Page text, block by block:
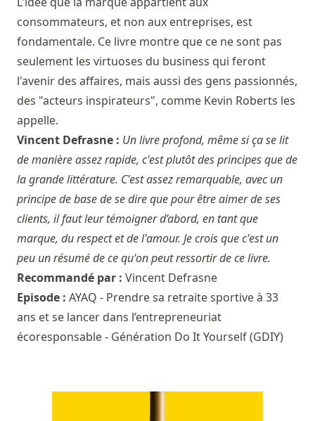
consommateurs, et non aux entreprises, est
fondamentale. Ce livre montre que ce ne sont pas
seulement les virtuoses du business qui feront
l'avenir des affaires, mais aussi des gens passionnés,
des "acteurs inspirateurs", comme Kevin Roberts les
appelle.
Vincent Defrasne : Un livre profond, même si ça se lit
de manière assez rapide, c'est plutôt des principes que de
la grande littérature. C'est assez remarquable, avec un
principe de base de se dire que pour être aimer de ses
clients, il faut leur témoigner d’abord, en tant que
marque, du respect et de l'amour. Je crois que c'est un
peu un résumé de ce qu'on peut ressortir de ce livre.
Recommandé par : Vincent Defrasne
Episode : AYAQ - Prendre sa retraite sportive à 33
ans et se lancer dans l’entrepreneuriat
écoresponsable - Génération Do It Yourself (GDIY)